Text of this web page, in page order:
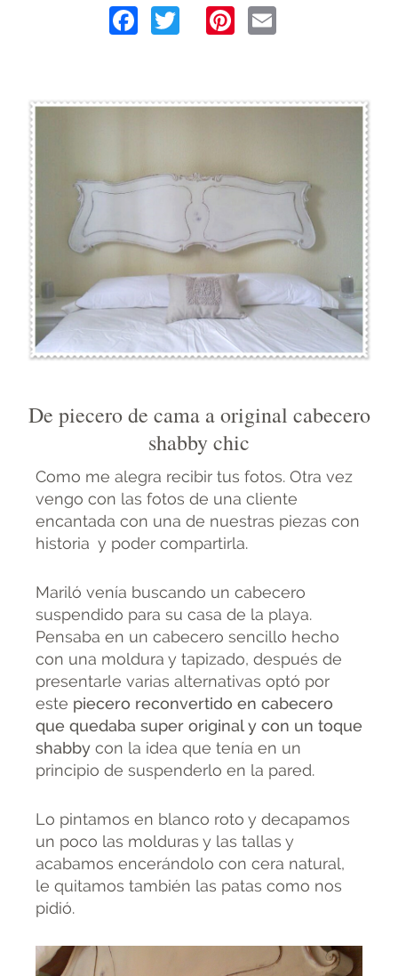
Facebook
TwitterPinterest
Email
De piecero de cama a original cabecero
shabby chic
Como me alegra recibir tus fotos. Otra vez
vengo con las fotos de una cliente
encantada con una de nuestras piezas con
historia y poder compartirla.
Mariló venía buscando un cabecero
suspendido para su casa de la playa.
Pensaba en un cabecero sencillo hecho
con una moldura y tapizado, después de
presentarle varias alternativas optó por
este piecero reconvertido en cabecero
que quedaba super original y con un toque
shabby con la idea que tenía en un
principio de suspenderlo en la pared.
Lo pintamos en blanco roto y decapamos
un poco las molduras y las tallas y
acabamos encerándolo con cera natural,
le quitamos también las patas como nos
pidió.